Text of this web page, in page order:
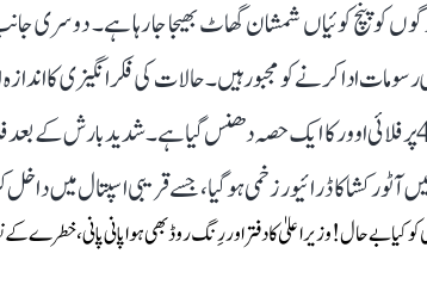
کو پنچ کوئیاں شمشان گھاٹ بھیجا جا رہا ہے۔ دوسری
ادا کرنے کو مجبور ہیں۔ حالات کی فکر انگیزی کا
میں این ایچ 44 پر فلائی اوور کا ایک حصہ دھنس گیا ہے۔ شدید
آٹو رکشا کا ڈرائیور زخمی ہو گیا، جسے قریبی اسپتال میں داخل